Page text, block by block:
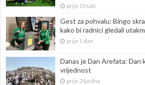
prije 10 sati
Gest za pohvalu: Bingo
kako bi radnici gledali
prije 1 dan
Danas je Dan Arefata: Dan
vrijednost
prije 3 tjedna